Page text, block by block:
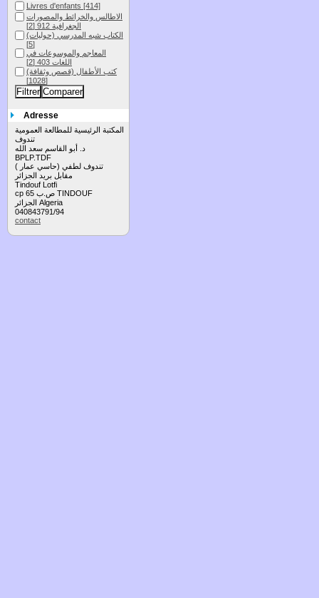
Livres d'enfants [414]
الاطالس والخرائط والمصورات
الجغرافية 912
[2]
الكتاب شبه المدرسي (حوليات)
[5]
المعاجم والموسوعات في
اللغات 403
[2]
كتب الأطفال (قصص وثقافة)
[1028]
Adresse
المكتبة الرئيسية للمطالعة العمومية
تندوف
د. أبو القاسم سعد الله
BPLP.TDF
تندوف لطفي (حاسي عمار )
مقابل بريد الجزائر
Tindouf Lotfi
cp 65 ص.ب TINDOUF
الجزائر Algeria
040843791/94
contact